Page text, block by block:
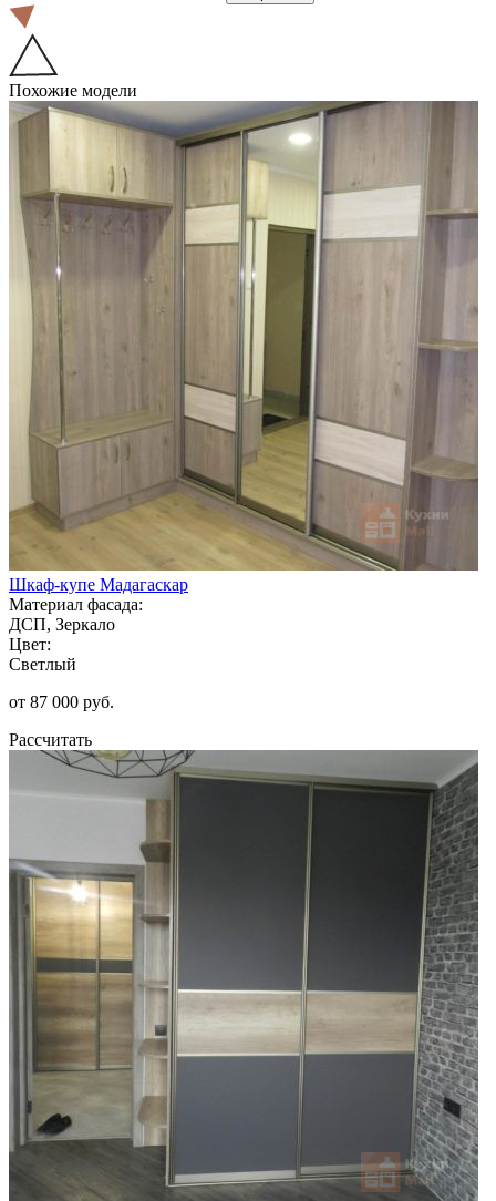
Похожие модели
Шкаф-купе Мадагаскар
Материал фасада:
ДСП, Зеркало
Цвет:
Светлый
от 87 000 руб.
Рассчитать